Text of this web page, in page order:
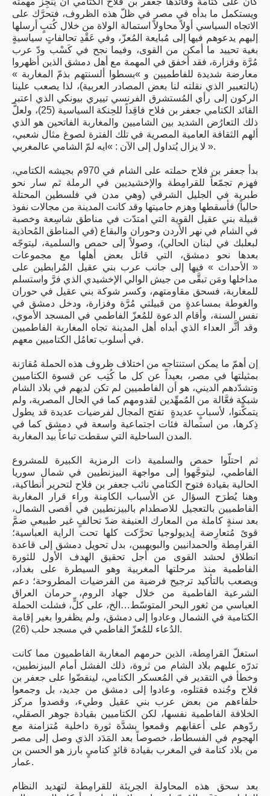
ويستكمل ما بدأه في مصر في ظلّ هذه الظروف، فتحرَّك على
الاتجاه السياسي أولاً محاولاً استمالة الولاة من خلال كُتبٍ أرسلها
إليهم يدعوهم فيها إلى مُبايعة المُعزّ، وفي عَقْدِ تحالفاتٍ سياسيةٍ
بغية تحييد ما أمكن من القوى، وفيما نجح في كَسْب ودّ عرب
مُرَّة وفزارة، فقد أخفق في المهمة مع أهل دمشق الذين أظهروا
معارضة شديدة للفاطميين و »بسطوا ألسنتهم بذمّ المغاربة »
(بالتعبير الذي نقلته لنا بعض المصادر العربية)، لذا يصعب علينا
الركون إلى رأي المُستشرق الفرنسي تييري بيونكي الذي اعتبر
القائد الكتامي جعفر بن فلاح فاقِداً للحِنكة السياسية (25)، ولعلَّ
ذلك التعارُض الشديد بين الشاميين والمغاربة الفاتحين هو الذي
ألهم الثقافة العامية المصرية في تلك الفترة لصوغ مثال شعبي،
لا يزال يُتداول إلى الآن : »ايه لمّ الشامي عالمغربي ».
بدأ جعفر بن فلاح حملته على الشام في 970م بجيشه الكتامي،
فهزم تجمّعاً للقرامِطة والإخشيديين في الرملة ثم سار نحو
طبرية في الجليل الشرقي (وهي مدن في فلسطين المحتلة
حالياً) فأسقطها وهزم حاميتها وقد كانت المدينة من مجالات نفوذ
قبيلة بني عقيل القوية التي امتدّت في مناطق شاسِعة وخصبة
في الشام في نهر الأردن وحوران والبقاع (في المناطق المُحاذية
لبعلبك في لبنان الحالي)، وصولاً إلى حمص والسلمية، ليتوجّه
بعدها نحو دمشق، التي قاتل بعض أهلها مع مجموعات
« الأحداث » فيها إلى جانب عرب بني عقيل المُرابطين على
مداخلها ومَن تبقَّى من جيش الوالي الإخشيدي الذي فرَّ واستسلم
للمغاربة، فسحق مقاومتهم، وكسر شوكة بني عقيل في حوران
والغوطة بمساعدةٍ من قبيلتي مُرَّة وفزارة، ودخل دمشق في
نفس السنة، وأقام الدعوة للمُعزّ الفاطمي في المسجد الأموي،
وقد أثَّر العداء الذي أبداه أهل المدينة تجاه المغاربة الفاطميين
في أسلوب تعامُل الكتاميين معهم.
إن أهمّ ما يمكن استنتاجه من اختلاف ظروف هذه الحملة مُقارَنة
بمثيلتها في مصر، بعيداً عن كل ما كُتِب عن قسوة الكتاميين
وتشدّدهم الديني، هو أن الفاطميين لم تكن لديهم في بلاد الشام
شبكة فعَّالة من المُمهِّدين لقدومهم كما في الحال المصرية، ولم
يتمكَّنوا، لأسبابٍ عديدةٍ تفتح المجال لفرضيات عديدة قد يطول
ذِكرها، من استمالة فئات اجتماعية واسعة في دمشق كما في
المدن الساحلية التي سقطت تباعاً بيد المغاربة.
ثم احتلّوا حمص والسلمية ذات الرمزية الكبيرة للمشروع
الفاطمي، ليتوجَّهوا إلى مواجهة البيزنطيين في شمال سوريا
الحالية بقيادة فتوح الكتامي نائب جعفر بن فلاح لتحرير أنطاكية،
وهنا يُطرَح السؤال عن الأسباب الكامِنة وراء قرار المغاربة
الفاطميين بالتعجيل للاصطدام بالبيزنطيين في أقصى الشمال،
بعد سنةٍ كاملة من المعارك العنيفة ضدّ تحالفٍ غير طبيعي ضمَّ
قوىً مُتعارِضة إيديولوجيا تحرَّكت كلها تحت الراية العباسية؛
القرامِطة والحمدانيين والبويهيين، بدل تحويل دمشق إلى قاعدة
انطلاق لحشد القوى من أجل تحقيق الهدف الأول للثورة
الفاطمية منذ مرحلتها المغربية وهو السيطرة على بغداد،
ويصعب بالتأكيد ترجيح فرضية من الفرضيات المطروحة؛ دعم
الشرعية الفاطمية من خلال جهاد الروم، حرمان العراق
العباسي من ثغور البحر المتوسّط…الخ، على كلٍّ، فشلت الحملة
الكتامية في الشمال وعادوا إلى دمشق، ولم يظفروا بغير إقامة
الدُعاء للمُعزّ الفاطمي في مسجد حلب (26).
استغلّ القرامِطة، الذين حرمهم المغاربة الفاطميون مما كانت
تدرّه عليهم بلاد الشام من ثروة، ذلك الفشل أمام البيزنطيين،
وخطأ في التقدير في المُعسكر الكتامي، لينقضّوا على جعفر بن
فلاح وجُنده فقتلوه، وعادوا إلى دمشق من جديد، بل وجمعوا
حلفاءهم من بعض عرب بني عقيل وطيء، وقصدوا مركز
الخلافة الفاطمية نفسها، لكن الكتاميين بقيادة جوهر الصقلي،
ردّوهم على أعقابهم وقمعوا بشدَّة ثورة داخلية مُتزامنة مع
الهجوم في الفسطاط، خصوصاً بعد المَدَد الذي وصل إلى مصر
من بلاد كتامة في المغرب بقيادة قائدٍ كتاميٍ بارز هو الحسن بن
عمار.
بعد سحق هذه المحاولة الجريئة للقرامِطة لتهديد النظام